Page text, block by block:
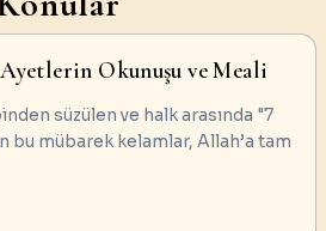
Okunuşu ve Meali
süzülen ve halk arasında "7
mübarek kelamlar, Allah’a tam